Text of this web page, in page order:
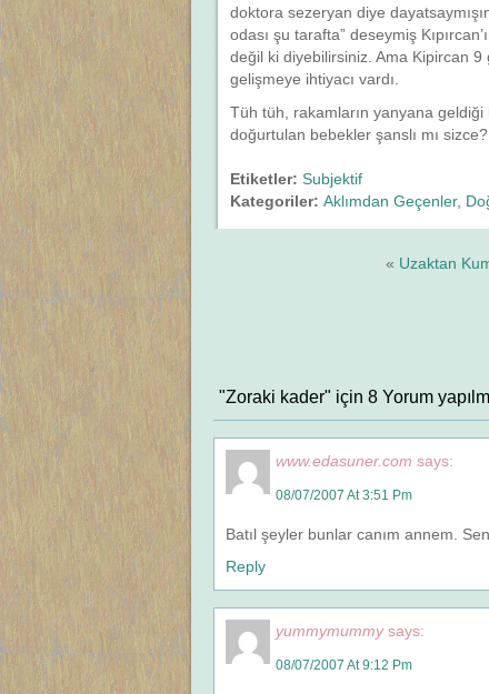
doktora sezeryan diye
odası şu tarafta” deseymiş
değil ki diyebilirsiniz. Ama Kipircan
gelişmeye ihtiyacı vardı.
Tüh tüh, rakamların yanyana geldiği
doğurtulan bebekler şanslı mı sizce?
Etiketler: Subjektif
Kategoriler: Aklımdan Geçenler,
« Uzaktan
"Zoraki kader" için 8 Yorum
www.edasuner.com says:
08/07/2007 At 3:51 Pm
Batıl şeyler bunlar canım annem.
Reply
yummymummy says:
08/07/2007 At 9:12 Pm